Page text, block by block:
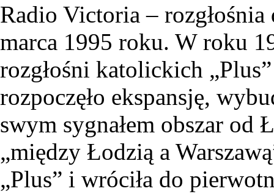
Radio Victoria –
marca 1995 roku. W roku
rozgłośni katolickich
rozpoczęło ekspansję,
swym sygnałem obszar od
„między Łodzią a
„Plus” i wróciła do